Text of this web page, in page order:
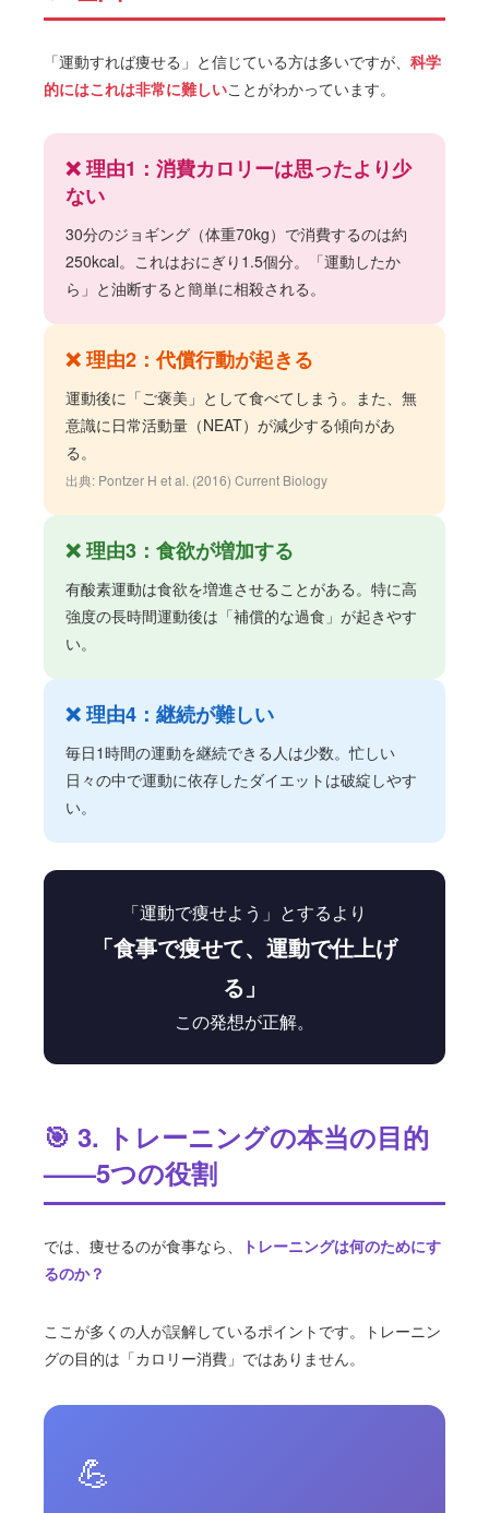
「運動すれば痩せる」と信じている方は多いですが、 科学
的にはこれは非常に難しいことがわかっています。
❌ 理由1：消費カロリーは思ったより少
ない
30分のジョギング（体重70kg）で消費するのは約
250kcal。これはおにぎり1.5個分。「運動したか
ら」と油断すると簡単に相殺される。
❌ 理由2：代償行動が起きる
運動後に「ご褒美」として食べてしまう。また、無
意識に日常活動量（NEAT）が減少する傾向があ
る。
出典: Pontzer H et al. (2016) Current Biology
❌ 理由3：食欲が増加する
有酸素運動は食欲を増進させることがある。特に高
強度の長時間運動後は「補償的な過食」が起きやす
い。
❌ 理由4：継続が難しい
毎日1時間の運動を継続できる人は少数。忙しい
日々の中で運動に依存したダイエットは破綻しやす
い。
「運動で痩せよう」とするより
「食事で痩せて、運動で仕上げ
る」
この発想が正解。
🎯 3. トレーニングの本当の目的
——5つの役割
では、痩せるのが食事なら、
トレーニングは何のためにす
るのか？
ここが多くの人が誤解しているポイントです。トレーニン
グの目的は「カロリー消費」ではありません。
💪